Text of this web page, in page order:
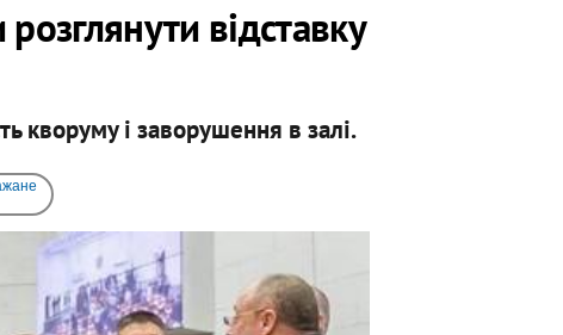
відставку
кворуму і заворушення в залі.